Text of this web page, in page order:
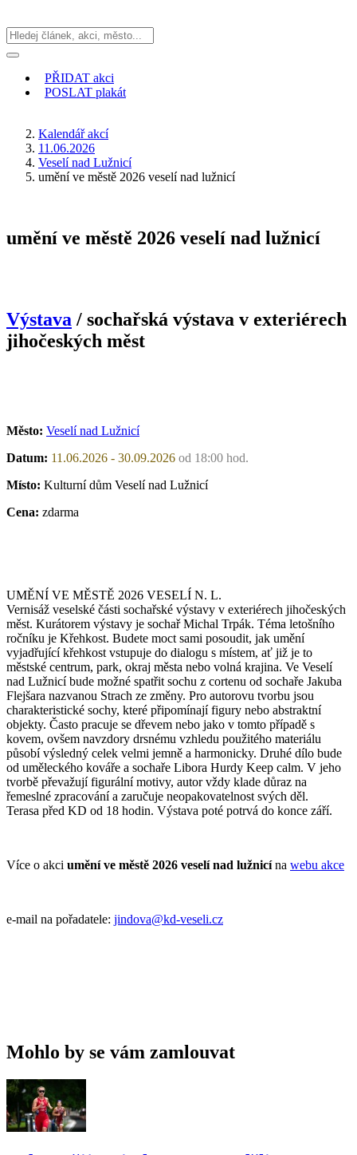
PŘIDAT akci
POSLAT plakát
Kalendář akcí
11.06.2026
Veselí nad Lužnicí
umění ve městě 2026 veselí nad lužnicí
umění ve městě 2026 veselí nad lužnicí
Výstava / sochařská výstava v exteriérech
jihočeských měst
Město: Veselí nad Lužnicí
Datum: 11.06.2026 - 30.09.2026 od 18:00 hod.
Místo: Kulturní dům Veselí nad Lužnicí
Cena: zdarma
UMĚNÍ VE MĚSTĚ 2026 VESELÍ N. L.
Vernisáž veselské části sochařské výstavy v exteriérech jihočeských
měst. Kurátorem výstavy je sochař Michal Trpák. Téma letošního
ročníku je Křehkost. Budete moct sami posoudit, jak umění
vyjadřující křehkost vstupuje do dialogu s místem, ať již je to
městské centrum, park, okraj města nebo volná krajina. Ve Veselí
nad Lužnicí bude možné spatřit sochu z cortenu od sochaře Jakuba
Flejšara nazvanou Strach ze změny. Pro autorovu tvorbu jsou
charakteristické sochy, které připomínají figury nebo abstraktní
objekty. Často pracuje se dřevem nebo jako v tomto případě s
kovem, ovšem navzdory drsnému vzhledu použitého materiálu
působí výsledný celek velmi jemně a harmonicky. Druhé dílo bude
od uměleckého kováře a sochaře Libora Hurdy Keep calm. V jeho
tvorbě převažují figurální motivy, autor vždy klade důraz na
řemeslné zpracování a zaručuje neopakovatelnost svých děl.
Terasa před KD od 18 hodin. Výstava poté potrvá do konce září.
Více o akci umění ve městě 2026 veselí nad lužnicína webu akce
e-mail na pořadatele: jindova@kd-veseli.cz
Mohlo by se vám zamlouvat